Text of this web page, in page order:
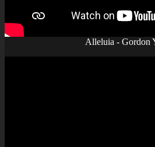
Alleluia - Gordon